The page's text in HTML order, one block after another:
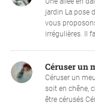
jardin La pose
vous
irrégulières. Il
Céruser un
Céruser un
soit en chêne,
être cérusés